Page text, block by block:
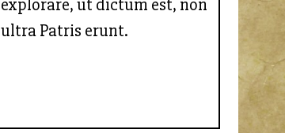
ultra Patris erunt.